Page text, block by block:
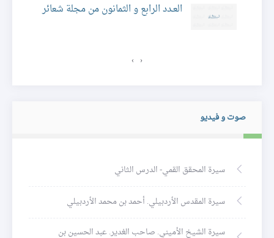
العـدد الرابع و الثمانون من مجلة شعائر
‹
›
صوت و فيديو
سيرة المحقق القمي- الدرس الثاني
سيرة المقدس الأردبيلي. أحمد بن محمد الأردبيلي
سيرة الشيخ الأميني. صاحب الغدير. عبد الحسين بن